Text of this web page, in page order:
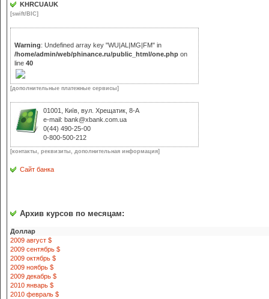
KHRCUAUK
[swift/BIC]
Warning: Undefined array key "WU|AL|MG|FM" in
/home/admin/web/phinance.ru/public_html/one.php on
line 40
[дополнительные платежные сервисы]
01001, Київ, вул. Хрещатик, 8-A
e-mail: bank@xbank.com.ua
0(44) 490-25-00
0-800-500-212
[контакты, реквизиты, дополнительная информация]
Сайт банка
Архив курсов по месяцам:
Доллар
2009 август $
2009 сентябрь $
2009 октябрь $
2009 ноябрь $
2009 декабрь $
2010 январь $
2010 февраль $